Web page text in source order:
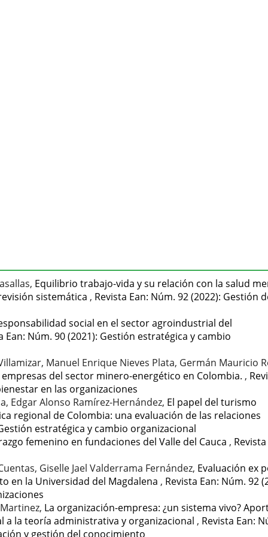
Equilibrio trabajo-vida y su relación con la salud
sistemática , Revista Ean: Núm. 92 (2022): Gestión
social en el sector agroindustrial del
Ean: Núm. 90 (2021): Gestión estratégica y cambio
Manuel Enrique Nieves Plata, Germán Mauricio
del sector minero-energético en Colombia. ,
en las organizaciones
Edgar Alonso Ramírez-Hernández, El papel del turismo
regional de Colombia: una evaluación de las relaciones
estratégica y cambio organizacional
femenino en fundaciones del Valle del Cauca ,
Giselle Jael Valderrama Fernández, Evaluación ex
en la Universidad del Magdalena , Revista Ean: Núm. 92
La organización-empresa: ¿un sistema vivo?
a la teoría administrativa y organizacional , Revista Ean:
y gestión del conocimiento